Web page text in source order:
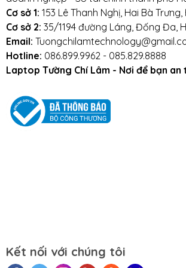
và sử dụng laptop trong điều
Vệ sinh bàn phím thường xuyên.
phẩm xin liên hệ qua
Cơ sở 1: 153 Lê Thanh Nghị, Hai Bà Trưng,
Cơ sở 2: 35/1194 đường Láng, Đống Đa,
Email:
Hotline: 086.899.9962 - 085.829.8888
Laptop Tường Chí Lâm - Nơi để bạn an
Kết nối với chúng tôi